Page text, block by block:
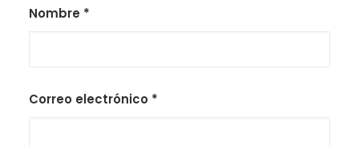
Nombre *
Correo electrónico *